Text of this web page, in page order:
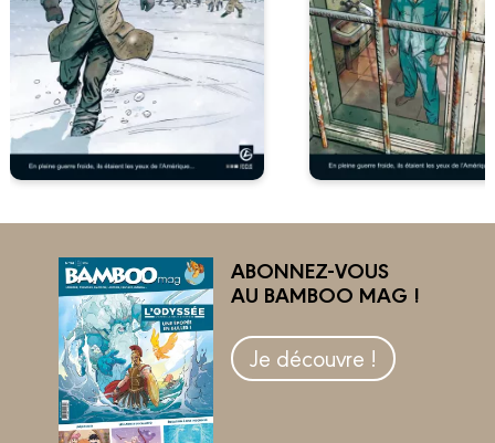
ABONNEZ-VOUS
AU BAMBOO MAG !
Je découvre !